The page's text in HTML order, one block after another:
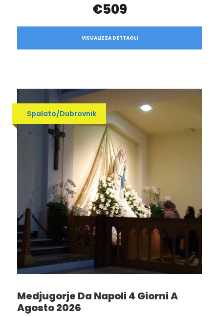
€509
VISUALIZZA DETTAGLI
Spalato/Dubrovnik
Medjugorje Da Napoli 4 Giorni A
Agosto 2026